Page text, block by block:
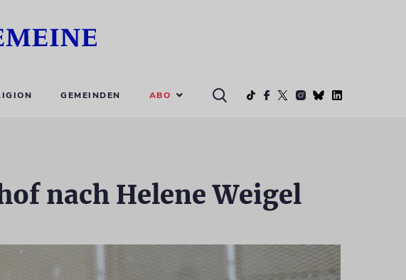
GEMEINDEN ABO
nach Helene Weigel